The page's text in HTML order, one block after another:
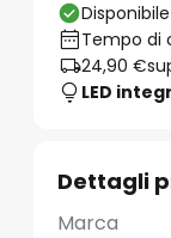
Disponibile
Tempo di
24,90 €
LED
Dettagli
Marca